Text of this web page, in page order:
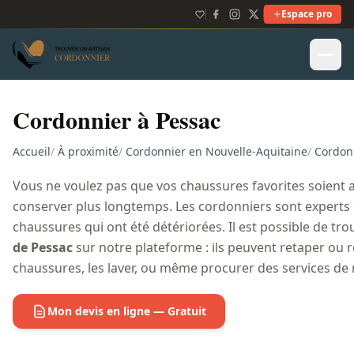
Espace pro
Cordonnier à Pessac
Accueil/ À proximité/ Cordonnier en Nouvelle-Aquitaine/
Vous ne voulez pas que vos chaussures favorites soient
conserver plus longtemps. Les cordonniers sont
chaussures qui ont été détériorées. Il est possible de
de Pessacsur notre plateforme : ils peuvent retaper ou
chaussures, les laver, ou même procurer des services
Mon devis en ligne — Gratuit